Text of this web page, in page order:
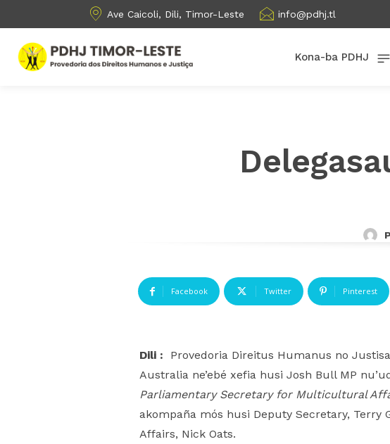
Ave Caicoli, Dili, Timor-Leste info@pdhj.tl
Kona-ba PDHJ
Facebook Twitter Pinterest
Dili : Provedoria Direitus Humanus no
Australia ne’ebé xefia husi Josh Bull MP
Parliamentary Secretary for Multicultural
akompaña mós husi Deputy Secretary, Terry
Affairs, Nick Oats.